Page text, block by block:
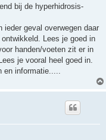
bij de hyperhidrosis-
geval overwegen daar
Lees je goed in
handen/voeten zit er in
je vooral heel goed in.
informatie.....